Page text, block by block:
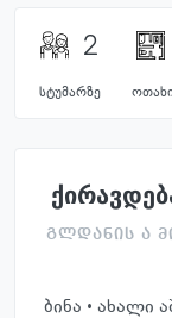
2
სტუმარზე
გლდანის ა
ბინა · ახალი